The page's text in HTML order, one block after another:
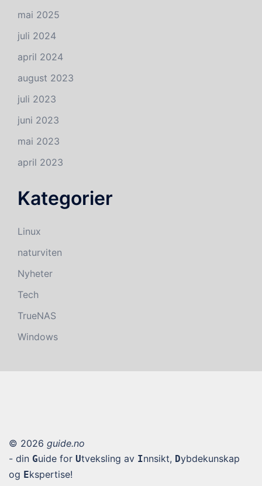
mai 2025
juli 2024
april 2024
august 2023
juli 2023
juni 2023
mai 2023
april 2023
Kategorier
Linux
naturviten
Nyheter
Tech
TrueNAS
Windows
© 2026 guide.no
- din Guide for Utveksling av Innsikt, Dybdekunskap
og Ekspertise!